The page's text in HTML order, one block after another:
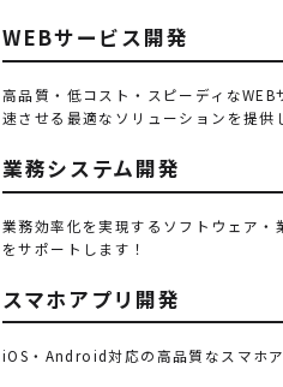
WEBサービス開発
高品質・低コスト・スピーディな
速させる最適なソリューションを提供
業務システム開発
業務効率化を実現するソフトウェア
をサポートします！
スマホアプリ開発
iOS・Android対応の高品質なスマホ